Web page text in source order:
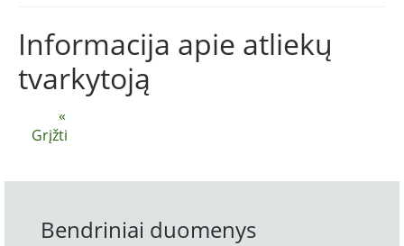
«
Grįžti
Informacija apie atliekų
tvarkytoją
Bendriniai duomenys